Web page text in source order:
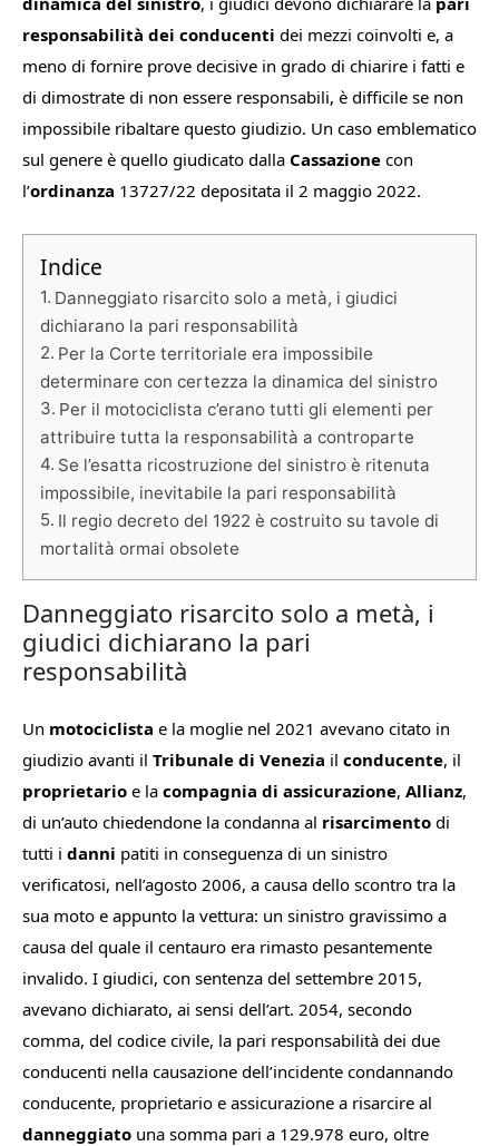
responsabilità dei conducenti dei mezzi coinvolti e, a
meno di fornire prove decisive in grado di chiarire i fatti e
di dimostrate di non essere responsabili, è difficile se non
impossibile ribaltare questo giudizio. Un caso emblematico
sul genere è quello giudicato dalla Cassazione con
l’ordinanza 13727/22 depositata il 2 maggio 2022.
Indice
Danneggiato risarcito solo a metà, i giudici
dichiarano la pari responsabilità
Per la Corte territoriale era impossibile
determinare con certezza la dinamica del sinistro
Per il motociclista c’erano tutti gli elementi per
attribuire tutta la responsabilità a controparte
Se l’esatta ricostruzione del sinistro è ritenuta
impossibile, inevitabile la pari responsabilità
Il regio decreto del 1922 è costruito su tavole di
mortalità ormai obsolete
Danneggiato risarcito solo a metà, i
giudici dichiarano la pari
responsabilità
Un motociclista e la moglie nel 2021 avevano citato in
giudizio avanti il Tribunale di Venezia il conducente, il
proprietario e la compagnia di assicurazione, Allianz,
di un’auto chiedendone la condanna al risarcimento di
tutti i danni patiti in conseguenza di un sinistro
verificatosi, nell’agosto 2006, a causa dello scontro tra la
sua moto e appunto la vettura: un sinistro gravissimo a
causa del quale il centauro era rimasto pesantemente
invalido. I giudici, con sentenza del settembre 2015,
avevano dichiarato, ai sensi dell’art. 2054, secondo
comma, del codice civile, la pari responsabilità dei due
conducenti nella causazione dell’incidente condannando
conducente, proprietario e assicurazione a risarcire al
danneggiato una somma pari a 129.978 euro, oltre